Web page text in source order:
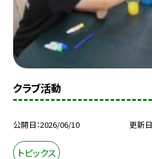
クラブ活動
公開日 2026/06/10 更新日
トピックス